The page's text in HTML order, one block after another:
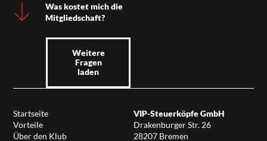
Was kostet mich die
Mitgliedschaft?
Weitere
Fragen
laden
Startseite
Vorteile
Über den Klub
VIP-Steuerköpfe GmbH
Drakenburger Str. 26
28207 Bremen